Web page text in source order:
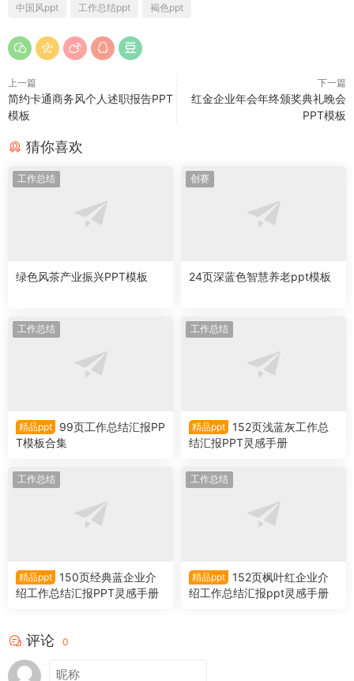
中国风ppt 工作总结ppt 褐色ppt
上一篇
简约卡通商务风个人述职报告PPT
模板
下一篇
红金企业年会年终颁奖典礼晚会
PPT模板
猜你喜欢
工作总结
绿色风茶产业振兴PPT模板
创赛
24页深蓝色智慧养老ppt模板
工作总结
精品ppt
99页工作总结汇报PP
T模板合集
工作总结
精品ppt
152页浅蓝灰工作总
结汇报PPT灵感手册
工作总结
精品ppt
150页经典蓝企业介
绍工作总结汇报PPT灵感手册
工作总结
精品ppt
152页枫叶红企业介
绍工作总结汇报ppt灵感手册
评论 0